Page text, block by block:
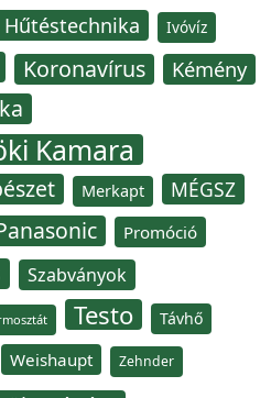
Hűtéstechnika Ivóvíz
Koronavírus Kémény
Kamara
Merkapt MÉGSZ
Promóció
Szabványok
Testo Távhő
Weishaupt Zehnder